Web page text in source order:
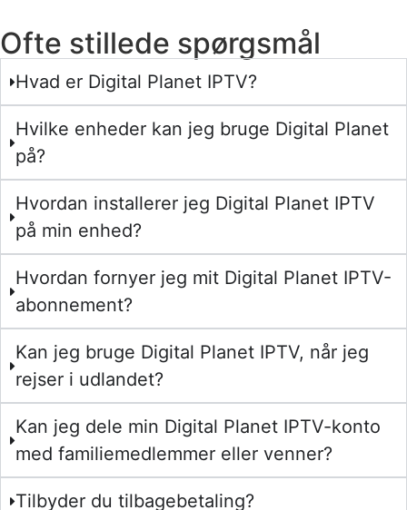
Ofte stillede spørgsmål
Hvad er Digital Planet IPTV?
Hvilke enheder kan jeg bruge Digital Planet
på?
Hvordan installerer jeg Digital Planet IPTV
på min enhed?
Hvordan fornyer jeg mit Digital Planet IPTV-
abonnement?
Kan jeg bruge Digital Planet IPTV, når jeg
rejser i udlandet?
Kan jeg dele min Digital Planet IPTV-konto
med familiemedlemmer eller venner?
Tilbyder du tilbagebetaling?